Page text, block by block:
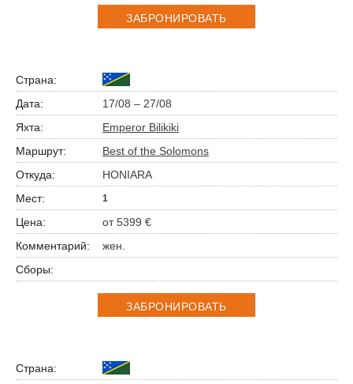
ЗАБРОНИРОВАТЬ
17/08 – 27/08
Emperor Bilikiki
Best of the Solomons
HONIARA
1
от 5399 €
жен.
ЗАБРОНИРОВАТЬ